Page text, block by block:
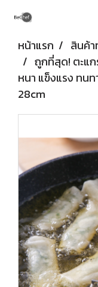
หน้าแรก สินค้
ถูกที่สุด! ตะแ
หนา แข็งแรง ทน
28cm